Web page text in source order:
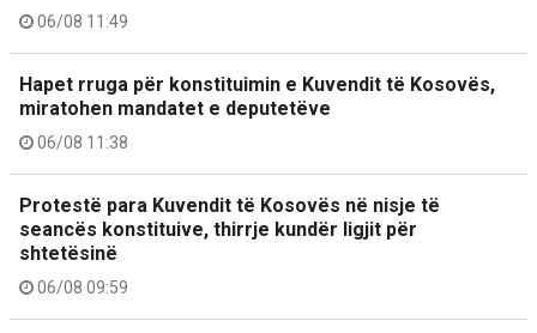
06/08 11:49
Hapet rruga për konstituimin e Kuvendit të Kosovës,
miratohen mandatet e deputetëve
06/08 11:38
Protestë para Kuvendit të Kosovës në nisje të
seancës konstituive, thirrje kundër ligjit për
shtetësinë
06/08 09:59